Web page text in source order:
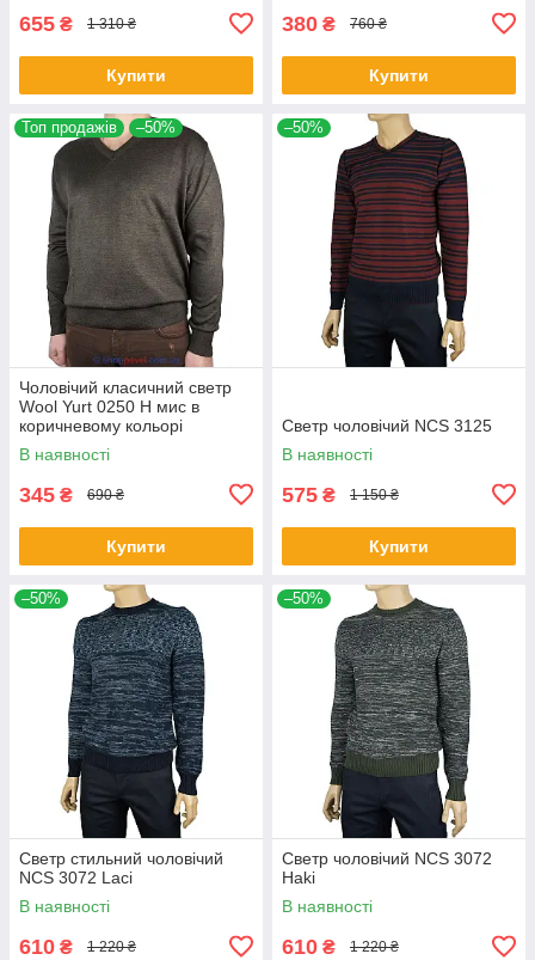
655 ₴ 1 310 ₴
Купити
380 ₴ 760 ₴
Купити
Топ продажів –50%
Чоловічий класичний светр
Wool Yurt 0250 Н мис в
коричневому кольорі
В наявності
345 ₴ 690 ₴
Купити
–50%
Светр чоловічий NCS 3125
В наявності
575 ₴ 1 150 ₴
Купити
–50%
Светр стильний чоловічий
NCS 3072 Laci
В наявності
610 ₴ 1 220 ₴
–50%
Светр чоловічий NCS 3072
Haki
В наявності
610 ₴ 1 220 ₴